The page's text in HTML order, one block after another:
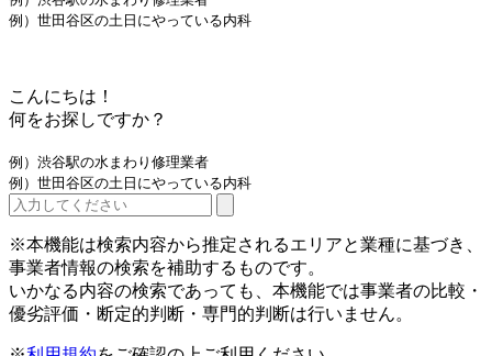
例）世田谷区の土日にやっている内科
こんにちは！
何をお探しですか？
例）渋谷駅の水まわり修理業者
例）世田谷区の土日にやっている内科
※本機能は検索内容から推定されるエリアと業種に基づき、
事業者情報の検索を補助するものです。
いかなる内容の検索であっても、本機能では事業者の比較・
優劣評価・断定的判断・専門的判断は行いません。